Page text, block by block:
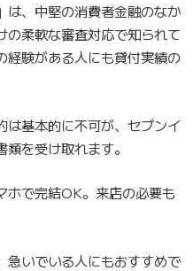
」は、中堅の消費者金融のなか
の柔軟な審査対応で知られて
経験がある人にも貸付実績の
は基本的に不可が、セブンイ
を受け取れます。
ホで完結OK。来店の必要も
急いでいる人にもおすすめで